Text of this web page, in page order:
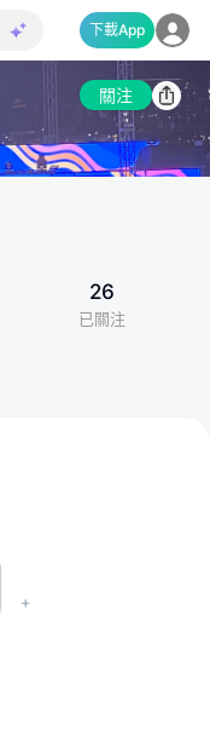
下載App
關注
26
已關注